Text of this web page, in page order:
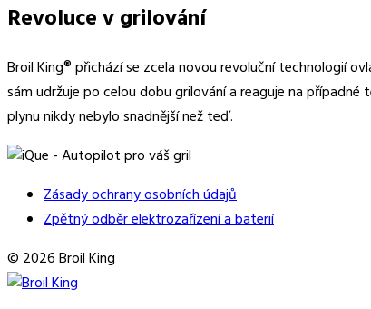
Revoluce v grilování
Broil King® přichází se zcela novou revoluční technologií
sám udržuje po celou dobu grilování a reaguje na
plynu nikdy nebylo snadnější než teď.
Zásady ochrany osobních údajů
Zpětný odběr elektrozařízení a baterií
© 2026 Broil King